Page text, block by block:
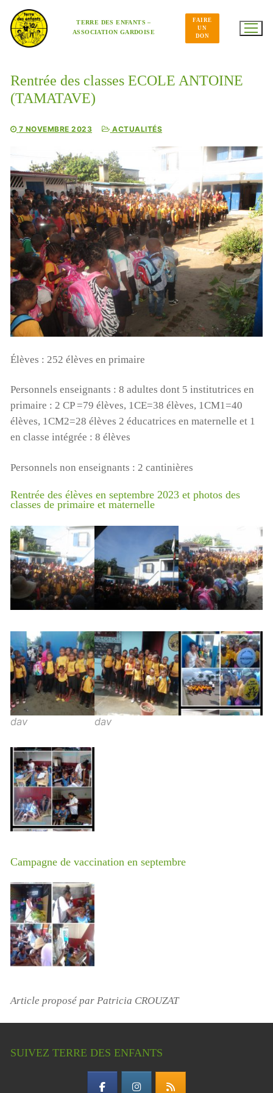
contenu
TERRE DES ENFANTS –
ASSOCIATION GARDOISE
FAIRE
UN
DON
Rentrée des classes ECOLE ANTOINE
(TAMATAVE)
7 NOVEMBRE 2023 ACTUALITÉS
Élèves : 252 élèves en primaire
Personnels enseignants : 8 adultes dont 5 institutrices en
primaire : 2 CP =79 élèves, 1CE=38 élèves, 1CM1=40
élèves, 1CM2=28 élèves 2 éducatrices en maternelle et 1
en classe intégrée : 8 élèves
Personnels non enseignants : 2 cantinières
Rentrée des élèves en septembre 2023 et photos des
classes de primaire et maternelle
dav dav
Campagne de vaccination en septembre
Article proposé par Patricia CROUZAT
SUIVEZ TERRE DES ENFANTS